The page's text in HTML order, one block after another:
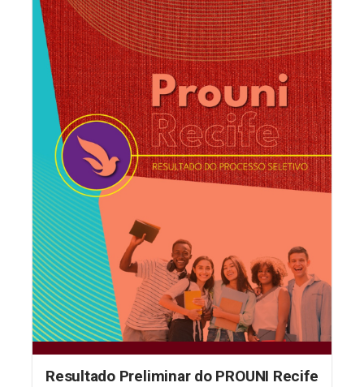
Resultado Preliminar do PROUNI Recife